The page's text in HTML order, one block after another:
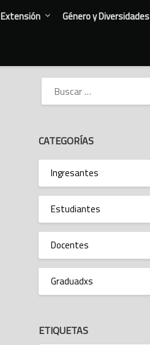
Extensión Género y Diversidades
BUSCAR:
CATEGORÍAS
Ingresantes
Estudiantes
Docentes
Graduadxs
ETIQUETAS